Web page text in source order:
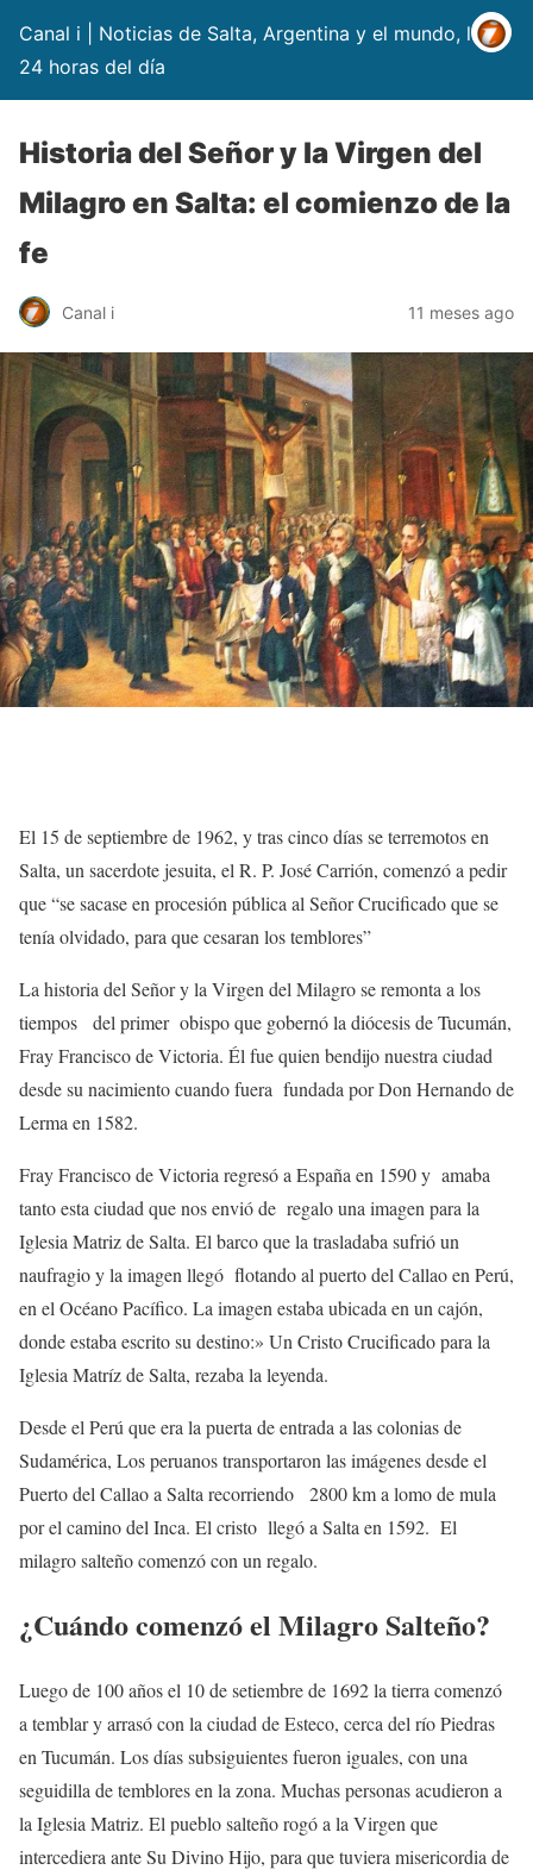
Canal i | Noticias de Salta, Argentina y el mundo, las
24 horas del día
Historia del Señor y la Virgen del
Milagro en Salta: el comienzo de la
fe
Canal i 11 meses ago
El 15 de septiembre de 1962, y tras cinco días se terremotos en
Salta, un sacerdote jesuita, el R. P. José Carrión, comenzó a pedir
que “se sacase en procesión pública al Señor Crucificado que se
tenía olvidado, para que cesaran los temblores”
La historia del Señor y la Virgen del Milagro se remonta a los
tiempos del primer obispo que gobernó la diócesis de Tucumán,
Fray Francisco de Victoria. Él fue quien bendijo nuestra ciudad
desde su nacimiento cuando fuera fundada por Don Hernando de
Lerma en 1582.
Fray Francisco de Victoria regresó a España en 1590 y amaba
tanto esta ciudad que nos envió de regalo una imagen para la
Iglesia Matriz de Salta. El barco que la trasladaba sufrió un
naufragio y la imagen llegó flotando al puerto del Callao en Perú,
en el Océano Pacífico. La imagen estaba ubicada en un cajón,
donde estaba escrito su destino:» Un Cristo Crucificado para la
Iglesia Matríz de Salta, rezaba la leyenda.
Desde el Perú que era la puerta de entrada a las colonias de
Sudamérica, Los peruanos transportaron las imágenes desde el
Puerto del Callao a Salta recorriendo 2800 km a lomo de mula
por el camino del Inca. El cristo llegó a Salta en 1592. El
milagro salteño comenzó con un regalo.
¿Cuándo comenzó el Milagro Salteño?
Luego de 100 años el 10 de setiembre de 1692 la tierra comenzó
a temblar y arrasó con la ciudad de Esteco, cerca del río Piedras
en Tucumán. Los días subsiguientes fueron iguales, con una
seguidilla de temblores en la zona. Muchas personas acudieron a
la Iglesia Matriz. El pueblo salteño rogó a la Virgen que
intercediera ante Su Divino Hijo, para que tuviera misericordia de